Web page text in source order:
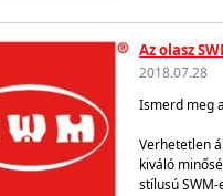
Az olasz
2018.07.28
Ismerd meg
Verhetetlen
kiváló
stílusú SWM-